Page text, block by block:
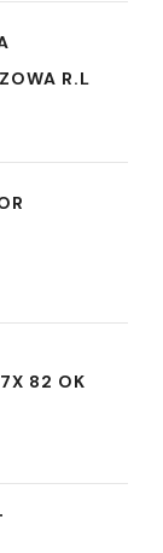
R.L
82 OK